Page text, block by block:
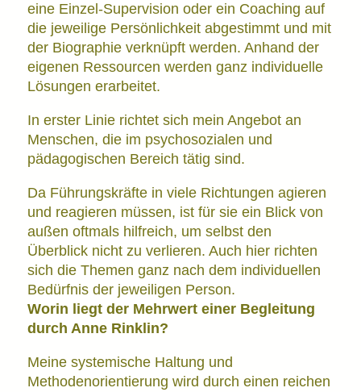
eine Einzel-Supervision oder ein Coaching auf
die jeweilige Persönlichkeit abgestimmt und mit
der Biographie verknüpft werden. Anhand der
eigenen Ressourcen werden ganz individuelle
Lösungen erarbeitet.
In erster Linie richtet sich mein Angebot an
Menschen, die im psychosozialen und
pädagogischen Bereich tätig sind.
Da Führungskräfte in viele Richtungen agieren
und reagieren müssen, ist für sie ein Blick von
außen oftmals hilfreich, um selbst den
Überblick nicht zu verlieren. Auch hier richten
sich die Themen ganz nach dem individuellen
Bedürfnis der jeweiligen Person.
Worin liegt der Mehrwert einer Begleitung
durch Anne Rinklin?
Meine systemische Haltung und
Methodenorientierung wird durch einen reichen